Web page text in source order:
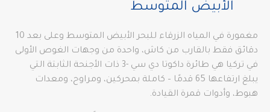
الأبيض المتوسط
مغمورة في المياه الزرقاء للبحر الأبيض المتوسط وعلى بعد 10
دقائق فقط بالقارب من كاش، واحدة من وجهات الغوص الأولى
في تركيا هي طائرة داكوتا دي سي -3 ذات الأجنحة الثابتة التي
يبلغ ارتفاعها 65 قدمًا – كاملة بمحركين، ومراوح، ومعدات
هبوط، وأدوات قمرة القيادة.